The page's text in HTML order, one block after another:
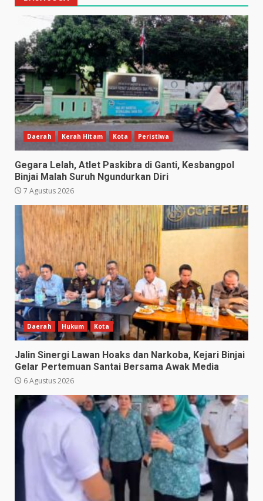
Daerah Kerah Hitam Kota Peristiwa
Gegara Lelah, Atlet Paskibra di Ganti, Kesbangpol
Binjai Malah Suruh Ngundurkan Diri
7 Agustus 2026
Daerah Hukum Kota
Jalin Sinergi Lawan Hoaks dan Narkoba, Kejari Binjai
Gelar Pertemuan Santai Bersama Awak Media
6 Agustus 2026